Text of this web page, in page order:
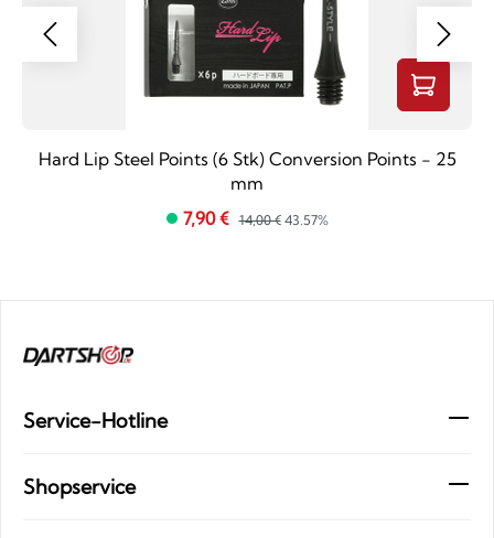
Hard Lip Steel Points (6 Stk) Conversion Points - 25
mm
7,90 € 14,00 € 43.57%
Service-Hotline
Shopservice